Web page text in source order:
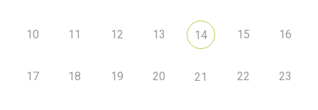
10 11 12 13 14 15 16
17 18 19 20 21 22 23